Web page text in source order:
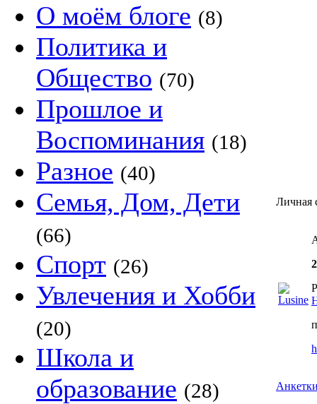
О моём блоге (8)
Политика и
Общество (70)
Прошлое и
Воспоминания (18)
Разное (40)
Семья, Дом, Дети
(66)
Спорт (26)
Увлечения и Хобби
(20)
Школа и
образование (28)
Личная